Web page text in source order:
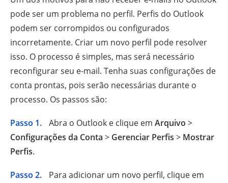
pode ser um problema no perfil. Perfis do Outlook
podem ser corrompidos ou configurados
incorretamente. Criar um novo perfil pode resolver
isso. O processo é simples, mas será necessário
reconfigurar seu e-mail. Tenha suas configurações de
conta prontas, pois serão necessárias durante o
processo. Os passos são:
Passo 1. Abra o Outlook e clique em Arquivo >
Configurações da Conta > Gerenciar Perfis > Mostrar
Perfis.
Passo 2.
Para adicionar um novo perfil, clique em